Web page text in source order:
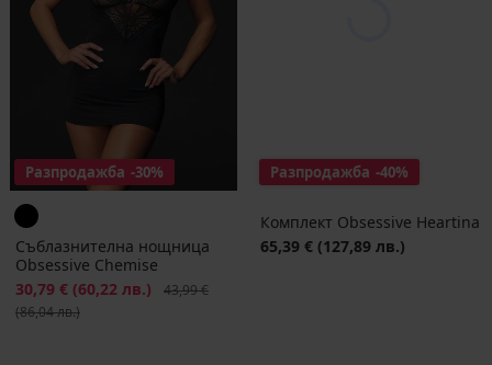
Разпродажба -30%
Съблазнителна нощница
Obsessive Chemise
Намаление
30,79 € (60,22 лв.) Първоначална цена
43,99 €
(86,04 лв.)
Разпродажба -40%
Комплект Obsessive Heartina
65,39 € (127,89 лв.)